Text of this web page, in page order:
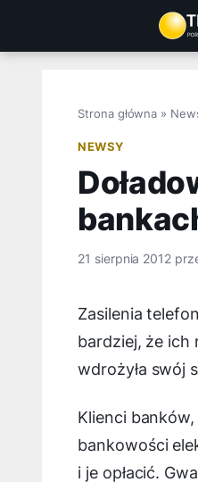
treści
Strona główna »
NEWSY
21 sierpnia 2012
Zasilenia
bardziej, że ich
wdrożyła swój
Klienci
bankowości
i je opłacić.